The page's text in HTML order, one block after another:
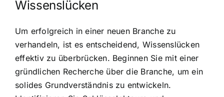
Wissenslücken
Um erfolgreich in einer neuen Branche zu
verhandeln, ist es entscheidend, Wissenslücken
effektiv zu überbrücken. Beginnen Sie mit einer
gründlichen Recherche über die Branche, um ein
solides Grundverständnis zu entwickeln.